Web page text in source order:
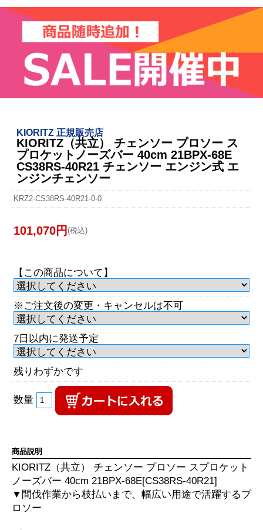
KIORITZ 正規販売店
KIORITZ（共立） チェンソー プロソー ス
プロケットノーズバー 40cm 21BPX-68E
CS38RS-40R21 チェンソー エンジン式 エ
ンジンチェンソー
KRZ2-CS38RS-40R21-0-0
101,070円 (税込)
【この商品について】
※ご注文後の変更・キャンセルは不可
7日以内に発送予定
残りわずかです
数量
商品説明
KIORITZ（共立） チェンソー プロソー スプロケット
ノーズバー 40cm 21BPX-68E[CS38RS-40R21]
▼間伐作業から枝払いまで、幅広い用途で活躍するプ
ロソー